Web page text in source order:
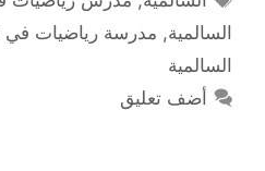
السالمية, مدرسة رياضيات في
السالمية
أضف تعليق